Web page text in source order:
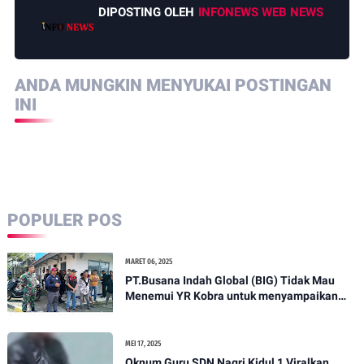
DIPOSTING OLEH INFONEWS WEB NEWS
ANDA MUNGKIN MENYUKAI POSTINGAN
INI
POPULER POS
MARET 06, 2025
PT.Busana Indah Global (BIG) Tidak Mau
Menemui YR Kobra untuk menyampaikan
MEI 17, 2025